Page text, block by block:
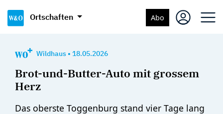
Ortschaften Abo
Wildhaus • 18.05.2026
Brot-und-Butter-Auto mit grossem
Herz
Das oberste Toggenburg stand vier Tage lang